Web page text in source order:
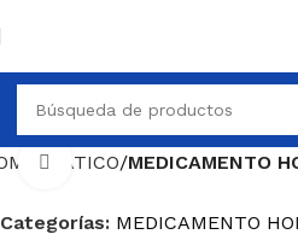
MEDICAMENTO
Haga Click para agrandar
Categorías: MEDICAMENTO